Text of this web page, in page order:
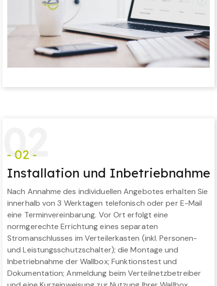
02
- 02 -
Installation und Inbetriebnahme
Nach Annahme des individuellen Angebotes erhalten Sie
innerhalb von 3 Werktagen telefonisch oder per E-Mail
eine Terminvereinbarung. Vor Ort erfolgt eine
normgerechte Errichtung eines separaten
Stromanschlusses im Verteilerkasten (inkl. Personen-
und Leistungsschutzschalter); die Montage und
Inbetriebnahme der Wallbox; Funktionstest und
Dokumentation; Anmeldung beim Verteilnetzbetreiber